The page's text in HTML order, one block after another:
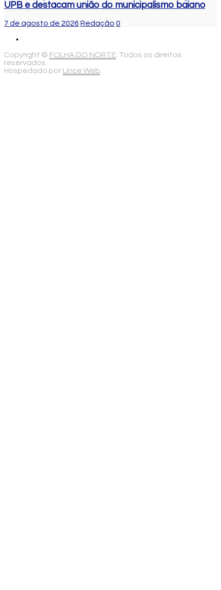
UPB e destacam união do municipalismo baiano
7 de agosto de 2026 Redação 0
Copyright © FOLHA DO NORTE . Todos os direitos
reservados.
Hospedado por Lince Web